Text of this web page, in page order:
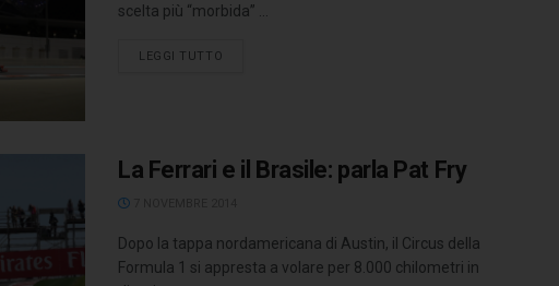
scelta più “morbida” ...
LEGGI TUTTO
La Ferrari e il Brasile: parla Pat Fry
Dopo la tappa nordamericana di Austin, il Circus della
Formula 1 si appresta a volare per 8.000 chilometri in